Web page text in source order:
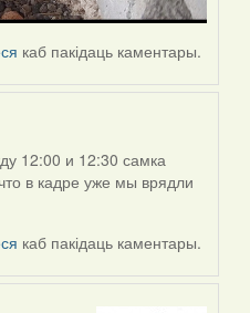
каб пакідаць каментары.
12:00 и 12:30 самка
в кадре уже мы врядли
каб пакідаць каментары.